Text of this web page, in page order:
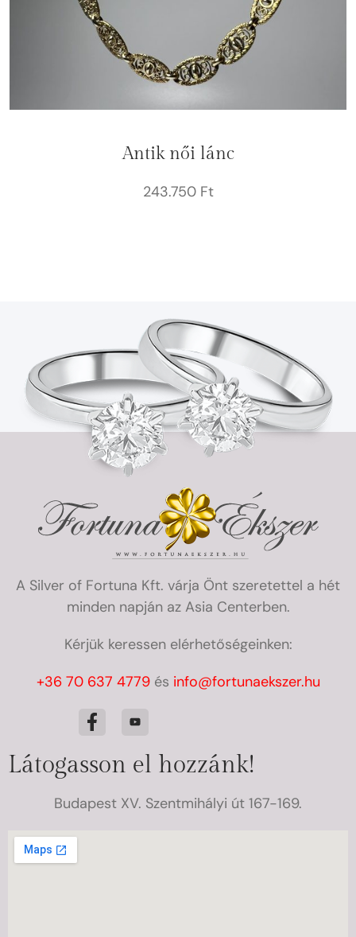
Antik női lánc
243.750 Ft
A Silver of Fortuna Kft. várja Önt szeretettel a hét
minden napján az Asia Centerben.
Kérjük keressen elérhetőségeinken:
+36 70 637 4779és info@fortunaekszer.hu
Látogasson el hozzánk!
Budapest XV. Szentmihályi út 167-169.